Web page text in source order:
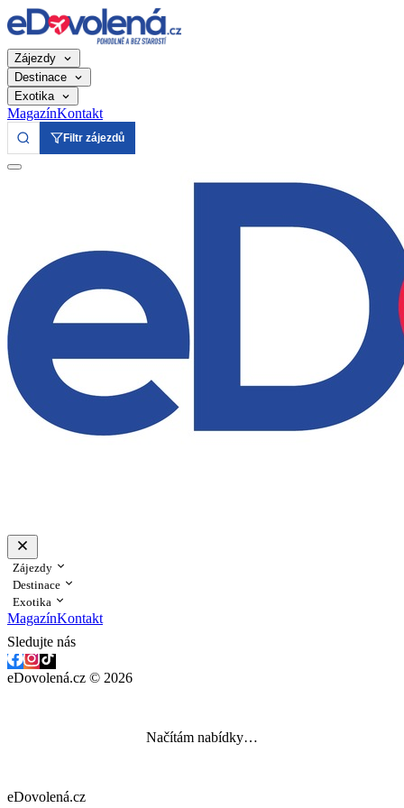
Zájezdy
Destinace
Exotika
MagazínKontakt
Filtr zájezdů
Zájezdy
Destinace
Exotika
MagazínKontakt
Sledujte nás
eDovolená.cz © 2026
Načítám nabídky…
eDovolená.cz